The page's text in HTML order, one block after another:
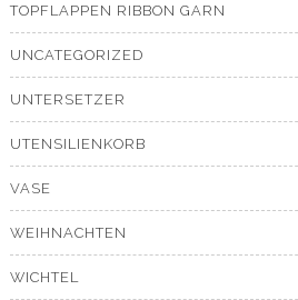
TOPFLAPPEN RIBBON GARN
UNCATEGORIZED
UNTERSETZER
UTENSILIENKORB
VASE
WEIHNACHTEN
WICHTEL